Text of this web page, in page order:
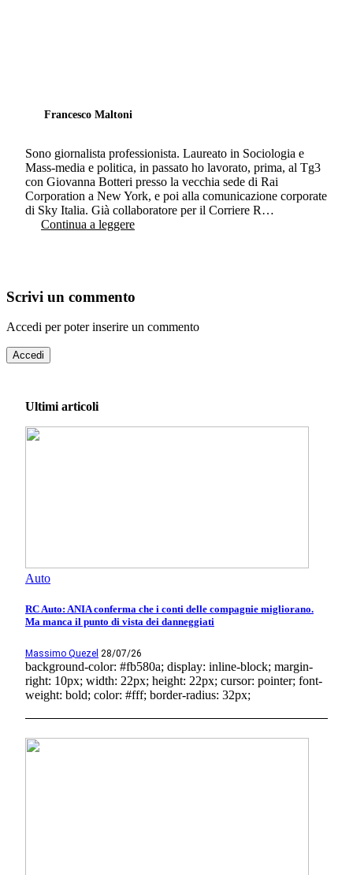
Francesco Maltoni
Sono giornalista professionista. Laureato in Sociologia e
Mass-media e politica, in passato ho lavorato, prima, al Tg3
con Giovanna Botteri presso la vecchia sede di Rai
Corporation a New York, e poi alla comunicazione corporate
di Sky Italia. Già collaboratore per il Corriere R…
Continua a leggere
Scrivi un commento
Accedi per poter inserire un commento
Accedi
Ultimi articoli
Auto
RC Auto: ANIA conferma che i conti delle compagnie migliorano.
Ma manca il punto di vista dei danneggiati
Massimo Quezel 28/07/26
background-color: #fb580a; display: inline-block; margin-
right: 10px; width: 22px; height: 22px; cursor: pointer; font-
weight: bold; color: #fff; border-radius: 32px;